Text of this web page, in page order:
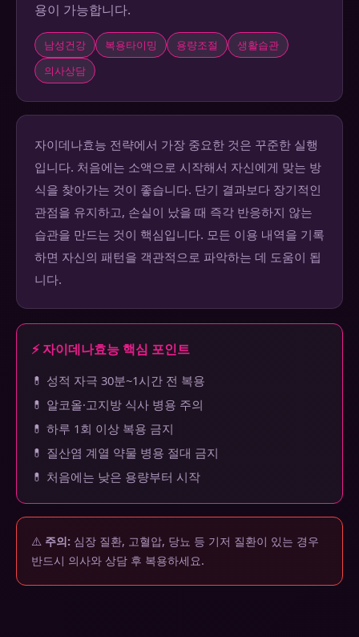
용이 가능합니다.
남성건강 복용타이밍 용량조절
생활습관
의사상담
자이데나효능 전략에서 가장 중요한 것은 꾸준한 실행
입니다. 처음에는 소액으로 시작해서 자신에게 맞는 방
식을 찾아가는 것이 좋습니다. 단기 결과보다 장기적인
관점을 유지하고, 손실이 났을 때 즉각 반응하지 않는
습관을 만드는 것이 핵심입니다. 모든 이용 내역을 기록
하면 자신의 패턴을 객관적으로 파악하는 데 도움이 됩
니다.
⚡ 자이데나효능 핵심 포인트
💊 성적 자극 30분~1시간 전 복용
💊 알코올·고지방 식사 병용 주의
💊 하루 1회 이상 복용 금지
💊 질산염 계열 약물 병용 절대 금지
💊 처음에는 낮은 용량부터 시작
⚠️ 주의: 심장 질환, 고혈압, 당뇨 등 기저 질환이 있는 경우
반드시 의사와 상담 후 복용하세요.